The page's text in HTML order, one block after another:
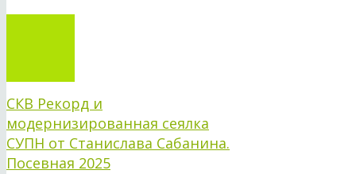
СКВ Рекорд и
модернизированная сеялка
СУПН от Станислава Сабанина.
Посевная 2025